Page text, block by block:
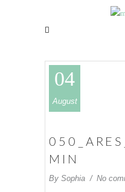
04
August
MIN
By Sophia No